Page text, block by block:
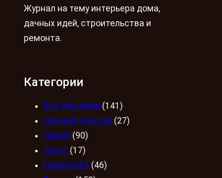
Журнал на тему интерьера дома,
дачных идей, строительства и
ремонта.
Категории
Всё для дома (141)
Дачный участок (27)
Двери (90)
Досуг (17)
Новости24 (46)